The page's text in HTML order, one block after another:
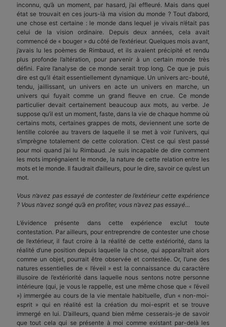
inconnu, qu’à un moment, par hasard, j’ai effleuré. Mais dans quel
état se trouvait en ces jours-là ma vision du monde ? Tout d’abord,
une chose est certaine : le monde dans lequel je vivais n’était pas
celui de la vision ordinaire. Depuis deux années, cela avait
commencé de « bouger » du côté de l’extérieur. Quelques mois avant,
j’avais lu les poèmes de Rimbaud, et ils avaient précipité et rendu
plus profonde l’altération, pour parvenir à un certain monde très
défini. Faire l’analyse de ce monde serait trop long. Ce que je puis
dire est qu’il était essentiellement dynamique. Un univers arc-bouté,
tendu, jaillissant, un univers en acte un univers en marche, un
univers qui fuyait comme un grand fleuve en crue. Ce monde
particulier devait certainement beaucoup aux mots, au verbe. Je
suppose qu’il est un moment, faste, dans la vie de chaque homme où
certains mots, certaines grappes de mots, deviennent une sorte de
lentille colorée au travers de laquelle il se met à voir l’univers, qui
s’imprègne totalement de cette coloration. C’est ce qui s’est passé
pour moi quand j’ai lu Rimbaud. Je suis incapable de dire comment
les mots imprégnaient le monde, la nature de cette relation entre les
mots et le monde. Il faudrait d’ailleurs, pour le dire, savoir ce qu’est un
mot.
Vous n’avez pas essayé de contester de l’extérieur cette expérience
? Vous n’avez songé qu’à en profiter, vous n’avez pas essayé…
L’évidence présente dans cette expérience exclut toute
contestation. Par ailleurs, pour entreprendre de contester une chose
de l’extérieur, il faut croire à la réalité de cette extériorité, dans la
réalité d’une position depuis laquelle la chose, qui apparaîtrait alors
comme un objet, pourrait être observée et contestée. Or, l’une des
natures essentielles de « l’éveil » est la connaissance du caractère
illusoire de l’extériorité dans laquelle nous sentons notre personne
intérieure (qui, je vous le rappelle, est une même chose que « l’éveil
») immergée au cours de la vie mentale habituelle, d’un « non-moi-
esprit » qui en réalité est la création du moi-esprit et se trouve
immergé en lui. D’ailleurs, quand bien même cesserais-je de savoir
que tout cela qui se présente à moi comme existant par-delà les